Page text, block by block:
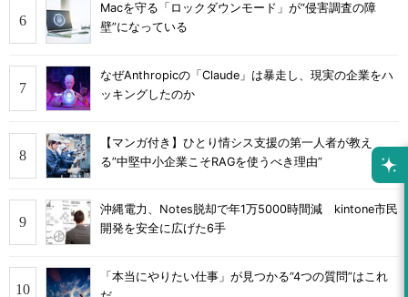
Macを守る「ロックダウンモード」が“侵害調査の障
壁”になっている
なぜAnthropicの「Claude」は暴走し、現実の企業をハ
ッキングしたのか
【マンガ付き】ひとり情シス支援の第一人者が教え
る”中堅中小企業こそRAGを使うべき理由”
沖縄電力、Notes脱却で年1万5000時間減 kintone市民
開発を安全に広げた6手
「本当にやりたい仕事」が見つかる“4つの質問”はこれ